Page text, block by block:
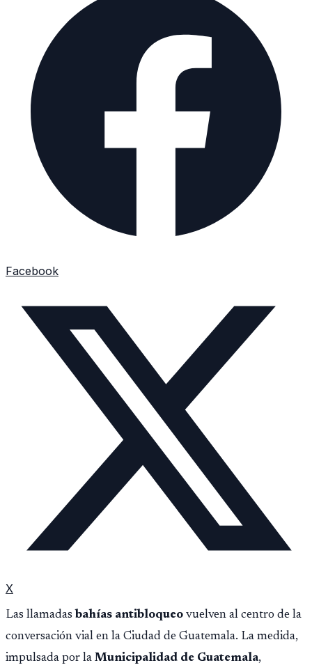
Facebook
X
Las llamadas bahías antibloqueo vuelven al centro de la
conversación vial en la Ciudad de Guatemala. La medida,
impulsada por la Municipalidad de Guatemala,